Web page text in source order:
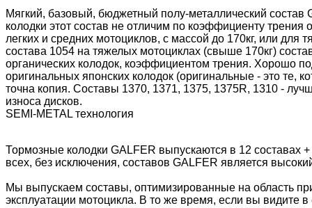
Мягкий, базовый, бюджетный полу-металлический
колодки этот состав не отличим по коэффициенту
легких и средних мотоциклов, с массой до 170кг, или
состава 1054 на тяжелых мотоциклах (свыше 170кг)
органических колодок, коэффициентом трения. Хорошо
оригинальных японских колодок (оригинальные - это те,
точна копия. Составы 1370, 1371, 1375, 1375R, 1310 -
износа дисков.
SEMI-METAL технология
Тормозные колодки GALFER выпускаются в 12 составах
всех, без исключения, составов GALFER является
Мы выпускаем составы, оптимизированные на область
эксплуатации мотоцикла. В то же время, если вы видите